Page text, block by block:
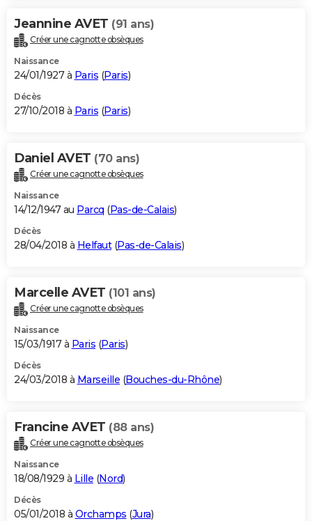
Jeannine AVET (91 ans)
Créer une cagnotte obsèques
Naissance
24/01/1927 à Paris (Paris)
Décès
27/10/2018 à Paris (Paris)
Daniel AVET (70 ans)
Créer une cagnotte obsèques
Naissance
14/12/1947 au Parcq (Pas-de-Calais)
Décès
28/04/2018 à Helfaut(Pas-de-Calais)
Marcelle AVET (101 ans)
Créer une cagnotte obsèques
Naissance
15/03/1917 à Paris (Paris)
Décès
24/03/2018 à Marseille (Bouches-du-Rhône)
Francine AVET (88 ans)
Créer une cagnotte obsèques
Naissance
18/08/1929 à Lille (Nord)
Décès
05/01/2018 à Orchamps (Jura)